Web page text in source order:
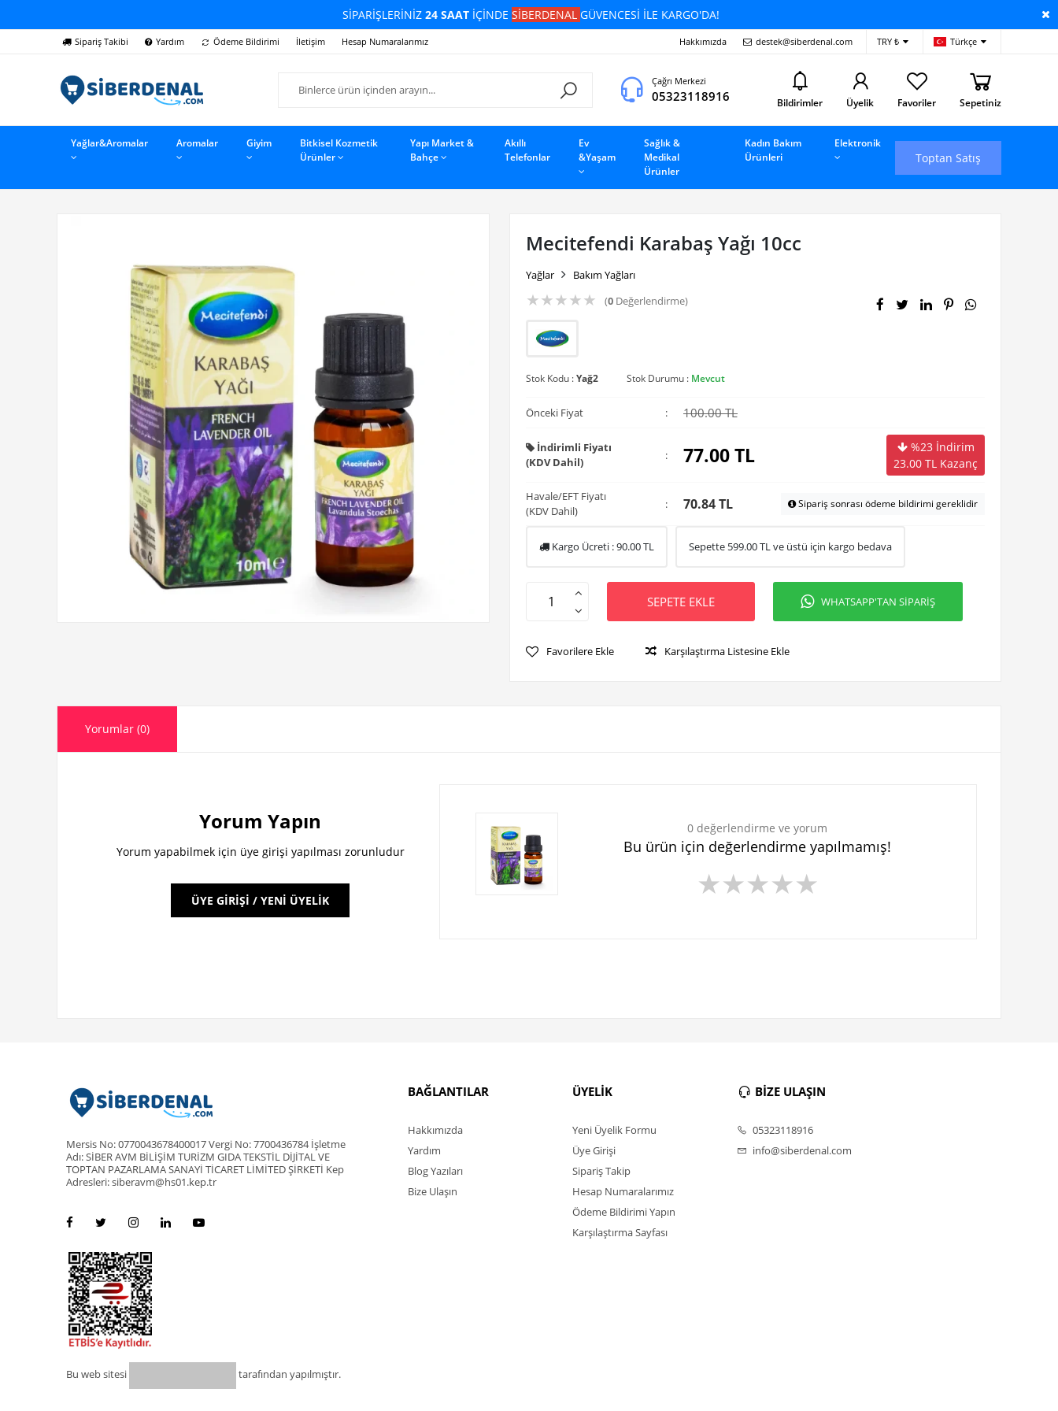
SİPARİŞLERİNİZ 24 SAATİÇİNDE SİBERDENAL GÜVENCESİ İLE KARGO'DA!
Sipariş Takibi Yardım Ödeme Bildirimi İletişim Hesap Numaralarımız Hakkımızda destek@siberdenal.com TRY ₺ Türkçe
Çağrı Merkezi
05323118916 Bildirimler Üyelik Favoriler Sepetiniz
Yağlar&Aromalar Aromalar Giyim
Bitkisel Kozmetik
Ürünler
Yapı Market &
Bahçe
Akıllı
Telefonlar
Ev
&Yaşam
Sağlık &
Medikal
Ürünler
Kadın Bakım
Ürünleri
Elektronik
Toptan Satış
Mecitefendi Karabaş Yağı 10cc
Yağlar Bakım Yağları
★★★★★ (0 Değerlendirme)
Stok Kodu :Yağ2 Stok Durumu : Mevcut
Önceki Fiyat : 100.00 TL
İndirimli Fiyatı
(KDV Dahil)
: 77.00TL
%23 İndirim
23.00 TL Kazanç
Havale/EFT Fiyatı
(KDV Dahil)
: 70.84 TL Sipariş sonrası ödeme bildirimi gereklidir
Kargo Ücreti :90.00TL Sepette 599.00TL ve üstü için kargo bedava
SEPETE EKLE WHATSAPP'TAN SİPARİŞ
Favorilere Ekle Karşılaştırma Listesine Ekle
Yorumlar (0)
Yorum Yapın
Yorum yapabilmek için üye girişi yapılması zorunludur
ÜYE GİRİŞİ / YENİ ÜYELİK
0 değerlendirme ve yorum
Bu ürün için değerlendirme yapılmamış!
★★★★★
Mersis No: 0770043678400017 Vergi No: 7700436784 İşletme
Adı: SİBER AVM BİLİŞİM TURİZM GIDA TEKSTİL DİJİTAL VE
TOPTAN PAZARLAMA SANAYİ TİCARET LİMİTED ŞİRKETİ Kep
Adresleri: siberavm@hs01.kep.tr
Bu web sitesi tarafından yapılmıştır.
BAĞLANTILAR
Hakkımızda
Yardım
Blog Yazıları
Bize Ulaşın
ÜYELİK
Yeni Üyelik Formu
Üye Girişi
Sipariş Takip
Hesap Numaralarımız
Ödeme Bildirimi Yapın
Karşılaştırma Sayfası
BİZE ULAŞIN
05323118916
info@siberdenal.com